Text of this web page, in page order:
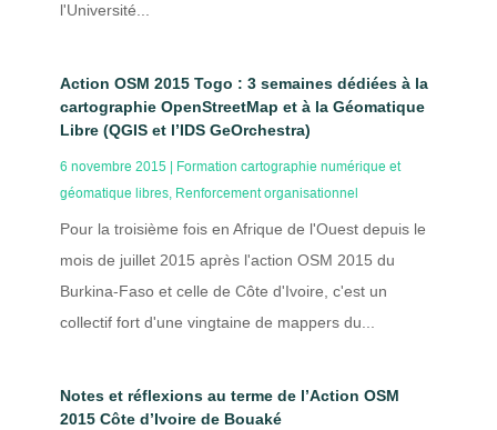
l'Université...
Action OSM 2015 Togo : 3 semaines dédiées à la
cartographie OpenStreetMap et à la Géomatique
Libre (QGIS et l’IDS GeOrchestra)
6 novembre 2015 | Formation cartographie numérique et
géomatique libres, Renforcement organisationnel
Pour la troisième fois en Afrique de l'Ouest depuis le
mois de juillet 2015 après l'action OSM 2015 du
Burkina-Faso et celle de Côte d'Ivoire, c'est un
collectif fort d'une vingtaine de mappers du...
Notes et réflexions au terme de l’Action OSM
2015 Côte d’Ivoire de Bouaké